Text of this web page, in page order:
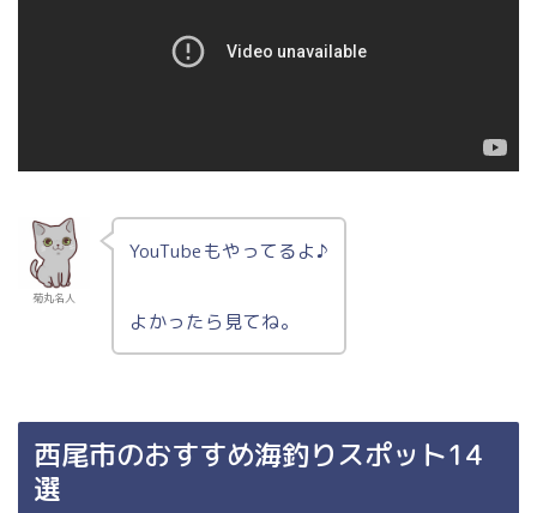
菊丸名人
YouTubeもやってるよ♪
よかったら見てね。
西尾市のおすすめ海釣りスポット14
選